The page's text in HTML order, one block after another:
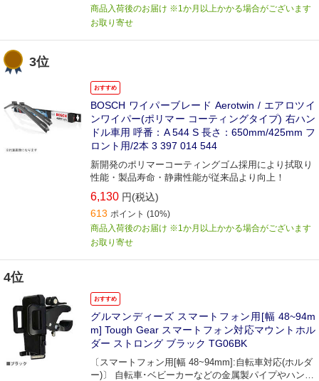
商品入荷後のお届け ※1か月以上かかる場合がございます
お取り寄せ
3位
おすすめ
BOSCH ワイパーブレード Aerotwin / エアロツイ
ンワイパー(ポリマー コーティングタイプ) 右ハン
ドル車用 呼番：A 544 S 長さ：650mm/425mm フ
ロント用/2本 3 397 014 544
新開発のポリマーコーティングゴム採用により拭取り
性能・製品寿命・静粛性能が従来品より向上！
6,130 円(税込)
613 ポイント (10%)
商品入荷後のお届け ※1か月以上かかる場合がございます
お取り寄せ
4位
おすすめ
グルマンディーズ スマートフォン用[幅 48~94m
m] Tough Gear スマートフォン対応マウントホル
ダー ストロング ブラック TG06BK
〔スマートフォン用[幅 48~94mm]:自転車対応(ホルダ
ー)〕 自転車･ベビーカーなどの金属製パイプやハンド